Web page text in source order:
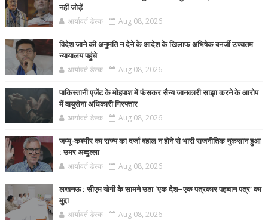
नहीं जोड़ें
आर्यावर्त डेस्क Aug 08, 2026
विदेश जाने की अनुमति न देने के आदेश के खिलाफ अभिषेक बनर्जी उच्चतम
न्यायालय पहुंचे
आर्यावर्त डेस्क Aug 08, 2026
पाकिस्तानी एजेंट के मोहपाश में फंसकर सैन्य जानकारी साझा करने के आरोप
में वायुसेना अधिकारी गिरफ्तार
आर्यावर्त डेस्क Aug 08, 2026
जम्मू-कश्मीर का राज्य का दर्जा बहाल न होने से भारी राजनीतिक नुकसान हुआ
: उमर अब्दुल्ला
आर्यावर्त डेस्क Aug 08, 2026
लखनऊ : सीएम योगी के सामने उठा ‘एक देश–एक पत्रकार पहचान पत्र’ का
मुद्दा
आर्यावर्त डेस्क Aug 08, 2026